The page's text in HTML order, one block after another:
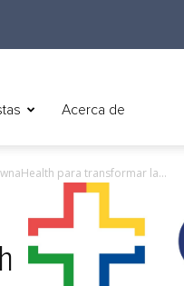
Acerca de
para transformar la...